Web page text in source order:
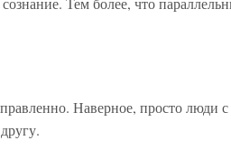
Наверное, просто люди